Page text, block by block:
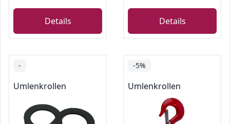
Details Details
-
Umlenkrollen
-5%
Umlenkrollen